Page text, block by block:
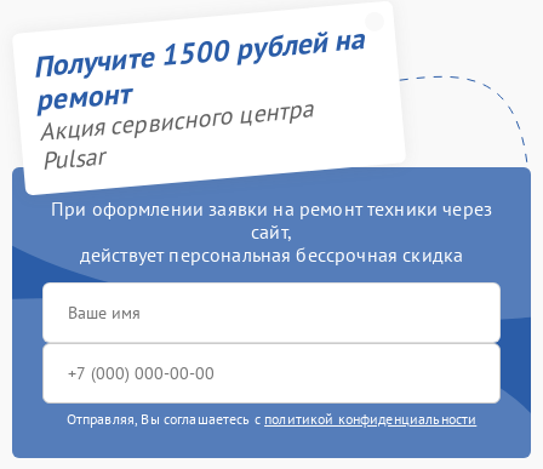
Получите 1500 рублей на
ремонт
Акция сервисного центра
Pulsar
При оформлении заявки на ремонт техники через
сайт,
действует персональная бессрочная скидка
Отправляя, Вы соглашаетесь с политикой конфиденциальности